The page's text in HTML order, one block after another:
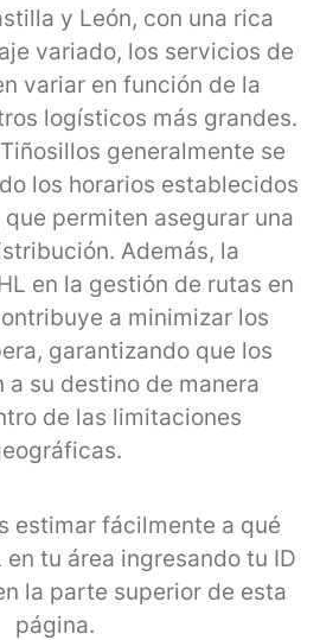
y León, con una rica
variado, los servicios de
variar en función de la
logísticos más grandes.
generalmente se
los horarios establecidos
permiten asegurar una
Además, la
en la gestión de rutas en
a minimizar los
garantizando que los
a su destino de manera
de las limitaciones
estimar fácilmente a qué
en tu área ingresando tu ID
la parte superior de esta
página.